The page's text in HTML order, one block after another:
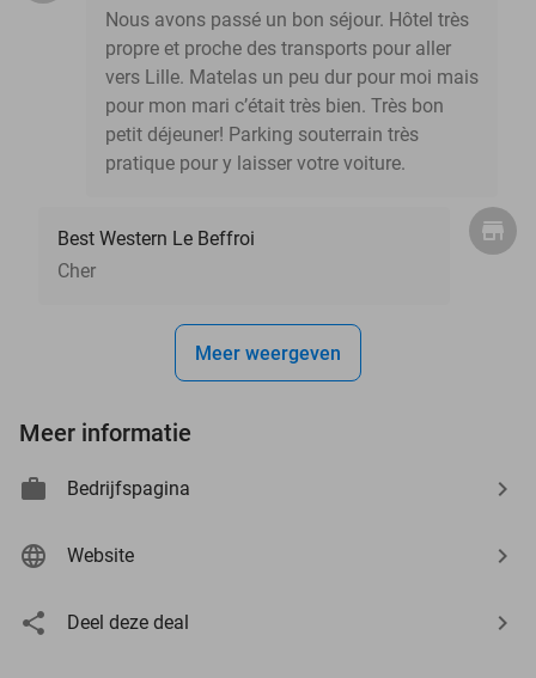
Nous avons passé un bon séjour. Hôtel très
propre et proche des transports pour aller
vers Lille. Matelas un peu dur pour moi mais
pour mon mari c’était très bien. Très bon
petit déjeuner! Parking souterrain très
pratique pour y laisser votre voiture.
Best Western Le Beffroi
Cher
Meer weergeven
Meer informatie
Bedrijfspagina
Website
Deel deze deal